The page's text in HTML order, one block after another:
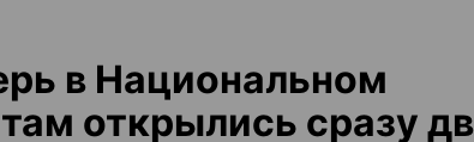
в Национальном
открылись сразу